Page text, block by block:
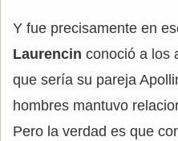
Y fue precisamente en
Laurencin conoció a los
que sería su pareja
hombres mantuvo
Pero la verdad es que